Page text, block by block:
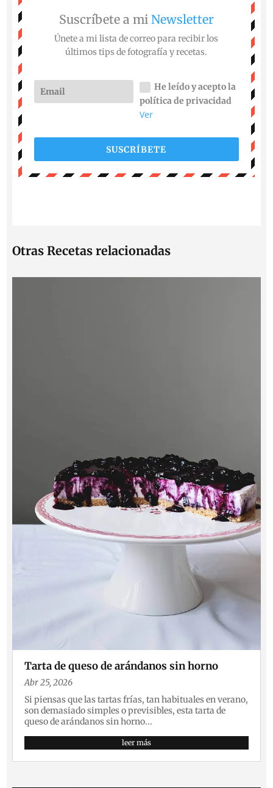
Suscríbete a mi Newsletter
Únete a mi lista de correo para recibir los
últimos tips de fotografía y recetas.
He leído y acepto la
política de privacidad
Ver
SUSCRÍBETE
Otras Recetas relacionadas
Tarta de queso de arándanos sin horno
Abr 25, 2026
Si piensas que las tartas frías, tan habituales en verano,
son demasiado simples o previsibles, esta tarta de
queso de arándanos sin horno...
leer más